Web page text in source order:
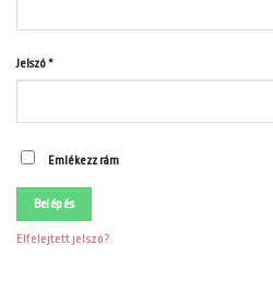
Jelszó*
Emlékezz rám
Belépés
Elfelejtett jelszó?